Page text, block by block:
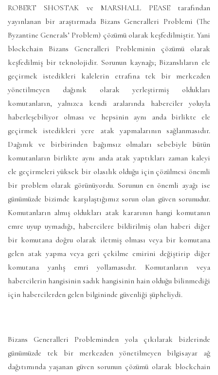
ROBERT SHOSTAK ve MARSHALL PEASE tarafından
yayınlanan bir araştırmada Bizans Generalleri Problemi (The
Byzantine Generals’ Problem) çözümü olarak keşfedilmiştir. Yani
blockchain Bizans Generalleri Probleminin çözümü olarak
keşfedilmiş bir teknolojidir. Sorunun kaynağı; Bizanslıların ele
geçirmek istedikleri kalelerin etrafına tek bir merkezden
yönetilmeyen dağınık olarak yerleştirmiş oldukları
komutanların, yalnızca kendi aralarında haberciler yoluyla
haberleşebiliyor olması ve hepsinin aynı anda birlikte ele
geçirmek istedikleri yere atak yapmalarının sağlanmasıdır.
Dağınık ve birbirinden bağımsız olmaları sebebiyle bütün
komutanların birlikte aynı anda atak yaptıkları zaman kaleyi
ele geçirmeleri yüksek bir olasılık olduğu için çözülmesi önemli
bir problem olarak görünüyordu. Sorunun en önemli ayağı ise
günümüzde bizimde karşılaştığımız sorun olan güven sorunudur.
Komutanların almış oldukları atak kararının hangi komutanın
emre uyup uymadığı, habercilere bildirilmiş olan haberi diğer
bir komutana doğru olarak iletmiş olması veya bir komutana
gelen atak yapma veya geri çekilme emirini değiştirip diğer
komutana yanlış emri yollamasıdır. Komutanların veya
habercilerin hangisinin sadık hangisinin hain olduğu bilinmediği
için habercilerden gelen bilgininde güvenliği şüpheliydi.
Bizans Generalleri Probleminden yola çıkılarak bizlerinde
günümüzde tek bir merkezden yönetilmeyen bilgisayar ağ
dağıtımında yaşanan güven sorunun çözümü olarak blockchain